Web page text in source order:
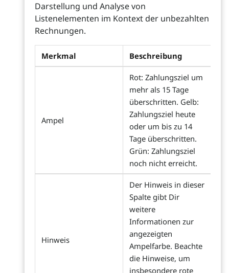
Darstellung und Analyse von
Listenelementen im Kontext der unbezahlten
Rechnungen.
Merkmal Beschreibung
Ampel
Rot: Zahlungsziel um
mehr als 15 Tage
überschritten. Gelb:
Zahlungsziel heute
oder um bis zu 14
Tage überschritten.
Grün: Zahlungsziel
noch nicht erreicht.
Hinweis
Der Hinweis in dieser
Spalte gibt Dir
weitere
Informationen zur
angezeigten
Ampelfarbe. Beachte
die Hinweise, um
insbesondere rote